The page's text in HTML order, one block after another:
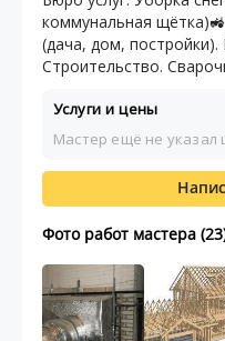
коммунальная
(дача, дом,
Строительство.
Услуги и цены
Мастер ещё не указал
Фото работ мастера